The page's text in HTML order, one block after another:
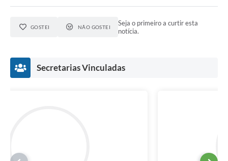
GOSTEI NÃO GOSTEI
Seja o primeiro a curtir esta
notícia.
Secretarias Vinculadas